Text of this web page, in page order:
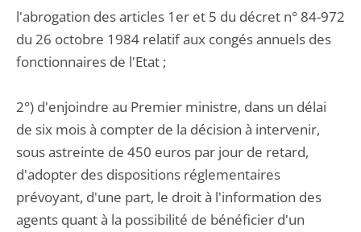
l'abrogation des articles 1er et 5 du décret n° 84-972
du 26 octobre 1984 relatif aux congés annuels des
fonctionnaires de l'Etat ;
2°) d'enjoindre au Premier ministre, dans un délai
de six mois à compter de la décision à intervenir,
sous astreinte de 450 euros par jour de retard,
d'adopter des dispositions réglementaires
prévoyant, d'une part, le droit à l'information des
agents quant à la possibilité de bénéficier d'un